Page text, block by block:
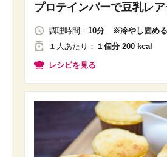
プロテインバーで豆乳レ
調理時間： 10分 ※冷やし固める
１人 あたり ： １個分 200 kcal
レシピを見る